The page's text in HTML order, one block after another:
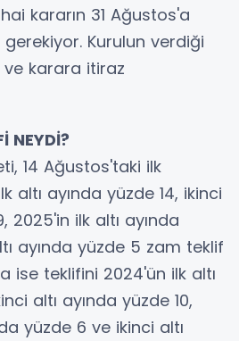
kararın 31 Ağustos'a
gerekiyor. Kurulun verdiği
karara itiraz
NEYDİ?
14 Ağustos'taki ilk
altı ayında yüzde 14, ikinci
2025'in ilk altı ayında
ayında yüzde 5 zam teklif
ise teklifini 2024'ün ilk altı
altı ayında yüzde 10,
yüzde 6 ve ikinci altı